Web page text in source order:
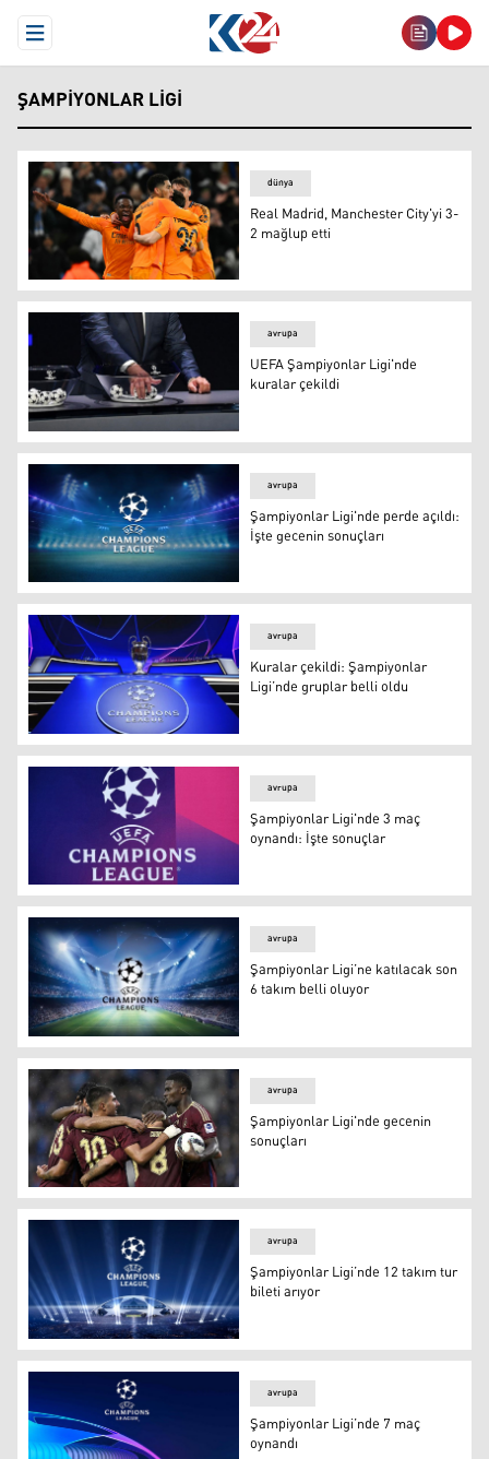
Open Menu
ŞAMPIYONLAR LIGI
Real Madrid, Manchester City'yi 3-2 mağlup etti
dünya
Real Madrid, Manchester City'yi 3-
2 mağlup etti
UEFA Şampiyonlar Ligi'nde kuralar çekildi
avrupa
UEFA Şampiyonlar Ligi'nde
kuralar çekildi
Şampiyonlar Ligi'nde perde açıldı: İşte gecenin sonuçları
avrupa
Şampiyonlar Ligi'nde perde açıldı:
İşte gecenin sonuçları
Kuralar çekildi: Şampiyonlar Ligi’nde gruplar belli oldu
avrupa
Kuralar çekildi: Şampiyonlar
Ligi’nde gruplar belli oldu
Şampiyonlar Ligi'nde 3 maç oynandı: İşte sonuçlar
avrupa
Şampiyonlar Ligi'nde 3 maç
oynandı: İşte sonuçlar
Şampiyonlar Ligi’ne katılacak son 6 takım belli oluyor
avrupa
Şampiyonlar Ligi’ne katılacak son
6 takım belli oluyor
Şampiyonlar Ligi'nde gecenin sonuçları
avrupa
Şampiyonlar Ligi'nde gecenin
sonuçları
Şampiyonlar Ligi’nde 12 takım tur bileti arıyor
avrupa
Şampiyonlar Ligi’nde 12 takım tur
bileti arıyor
avrupa
Şampiyonlar Ligi’nde 7 maç
oynandı